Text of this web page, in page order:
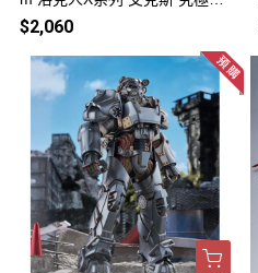
甲ver. 可動完成品 EBM0383 2
$2,060